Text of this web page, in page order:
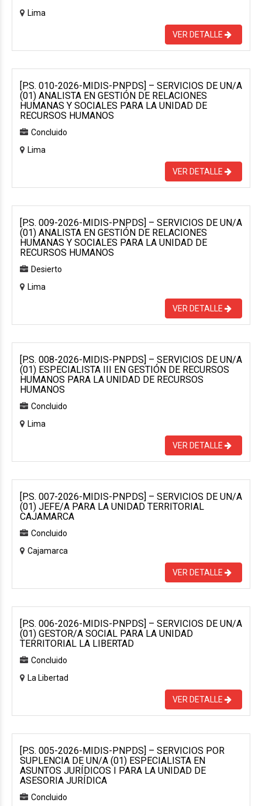
Lima
VER DETALLE
[P.S. 010-2026-MIDIS-PNPDS] – SERVICIOS DE UN/A
(01) ANALISTA EN GESTIÓN DE RELACIONES
HUMANAS Y SOCIALES PARA LA UNIDAD DE
RECURSOS HUMANOS
Concluido
Lima
VER DETALLE
[P.S. 009-2026-MIDIS-PNPDS] – SERVICIOS DE UN/A
(01) ANALISTA EN GESTIÓN DE RELACIONES
HUMANAS Y SOCIALES PARA LA UNIDAD DE
RECURSOS HUMANOS
Desierto
Lima
VER DETALLE
[P.S. 008-2026-MIDIS-PNPDS] – SERVICIOS DE UN/A
(01) ESPECIALISTA III EN GESTIÓN DE RECURSOS
HUMANOS PARA LA UNIDAD DE RECURSOS
HUMANOS
Concluido
Lima
VER DETALLE
[P.S. 007-2026-MIDIS-PNPDS] – SERVICIOS DE UN/A
(01) JEFE/A PARA LA UNIDAD TERRITORIAL
CAJAMARCA
Concluido
Cajamarca
VER DETALLE
[P.S. 006-2026-MIDIS-PNPDS] – SERVICIOS DE UN/A
(01) GESTOR/A SOCIAL PARA LA UNIDAD
TERRITORIAL LA LIBERTAD
Concluido
La Libertad
VER DETALLE
[P.S. 005-2026-MIDIS-PNPDS] – SERVICIOS POR
SUPLENCIA DE UN/A (01) ESPECIALISTA EN
ASUNTOS JURÍDICOS I PARA LA UNIDAD DE
ASESORIA JURÍDICA
Concluido